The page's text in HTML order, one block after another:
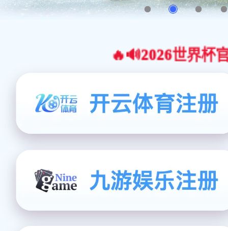
🔥🔊2026世界杯官网合